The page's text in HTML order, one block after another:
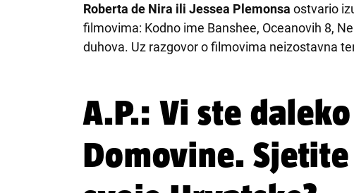
Roberta de Nira ili Jessea Plemonsaostvario
filmovima: Kodno ime Banshee, Oceanovih 8,
duhova. Uz razgovor o filmovima neizostavna
A.P.: Vi ste
Domovine.